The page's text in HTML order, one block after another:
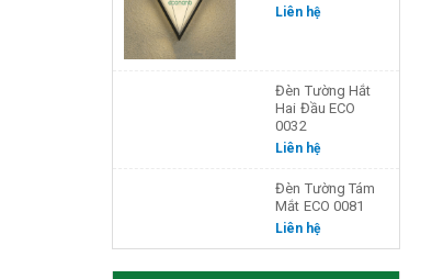
Liên hệ
Đèn Tường Hắt
Hai Đầu ECO
0032
Liên hệ
Đèn Tường Tám
Mắt ECO 0081
Liên hệ